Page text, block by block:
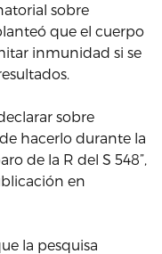
sobre
que el cuerpo
inmunidad si se
sobre
hacerlo durante la
de la R del S 548”,
en
la pesquisa